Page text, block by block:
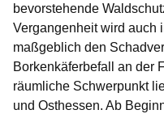
bevorstehende
Vergangenheit wird auch
maßgeblich den
Borkenkäferbefall an der
räumliche Schwerpunkt
und Osthessen. Ab